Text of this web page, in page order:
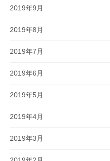
2019年9月
2019年8月
2019年7月
2019年6月
2019年5月
2019年4月
2019年3月